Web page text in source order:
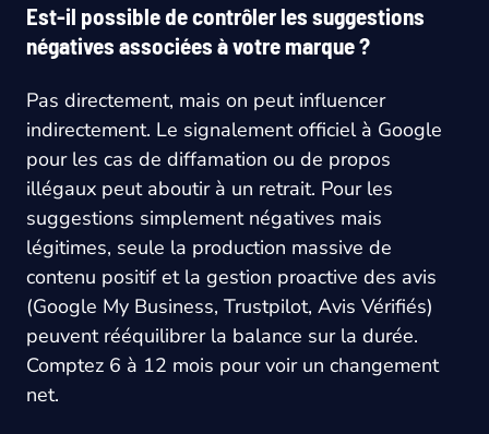
Est-il possible de contrôler les suggestions
négatives associées à votre marque ?
Pas directement, mais on peut influencer
indirectement. Le signalement officiel à Google
pour les cas de diffamation ou de propos
illégaux peut aboutir à un retrait. Pour les
suggestions simplement négatives mais
légitimes, seule la production massive de
contenu positif et la gestion proactive des avis
(Google My Business, Trustpilot, Avis Vérifiés)
peuvent rééquilibrer la balance sur la durée.
Comptez 6 à 12 mois pour voir un changement
net.